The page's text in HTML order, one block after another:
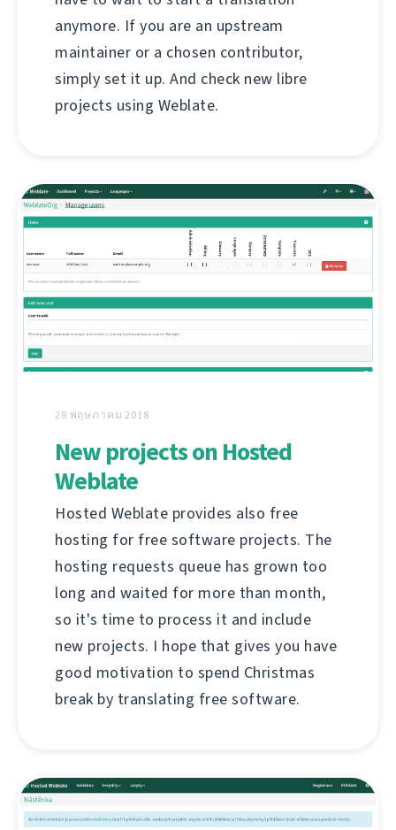
anymore. If you are an upstream
maintainer or a chosen contributor,
simply set it up. And check new libre
projects using Weblate.
28 พฤษภาคม 2018
New projects on Hosted
Weblate
Hosted Weblate provides also free
hosting for free software projects. The
hosting requests queue has grown too
long and waited for more than month,
so it's time to process it and include
new projects. I hope that gives you have
good motivation to spend Christmas
break by translating free software.